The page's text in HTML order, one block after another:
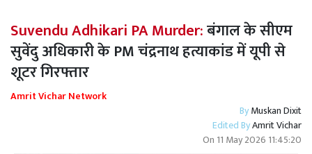
Suvendu Adhikari PA Murder:बंगाल के सीएम
सुवेंदु अधिकारी के PM चंद्रनाथ हत्याकांड में यूपी से
शूटर गिरफ्तार
Amrit Vichar Network
ByMuskan Dixit
Edited ByAmrit Vichar
On 11 May 2026 11:45:20